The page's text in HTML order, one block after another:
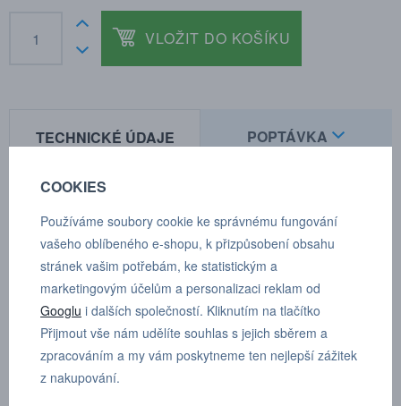
VLOŽIT DO KOŠÍKU
TECHNICKÉ ÚDAJE POPTÁVKA
Úhlové šroubení otočné s vnitřním závitem, vnější šestihran G 1/4”,
rozměr závitu G 1/4
Dle tloušťky hadice 8
COOKIES
Používáme soubory cookie ke správnému fungování
vašeho oblíbeného e-shopu, k přizpůsobení obsahu
stránek vašim potřebám, ke statistickým a
marketingovým účelům a personalizaci reklam od
Googlu i dalších společností. Kliknutím na tlačítko
Přijmout vše nám udělíte souhlas s jejich sběrem a
zpracováním a my vám poskytneme ten nejlepší zážitek
z nakupování.